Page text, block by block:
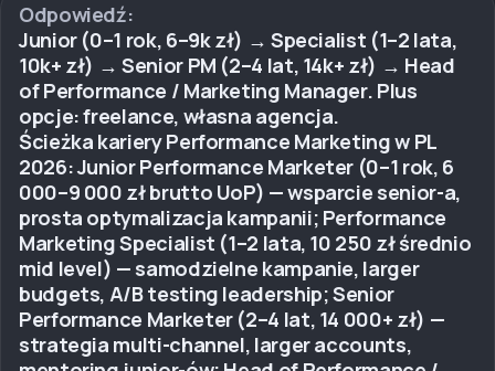
Odpowiedź:
Junior (0–1 rok, 6–9k zł) → Specialist (1–2 lata,
10k+ zł) → Senior PM (2–4 lat, 14k+ zł) → Head
of Performance / Marketing Manager. Plus
opcje: freelance, własna agencja.
Ścieżka kariery Performance Marketing w PL
2026: Junior Performance Marketer (0–1 rok, 6
000–9 000 zł brutto UoP) — wsparcie senior-a,
prosta optymalizacja kampanii; Performance
Marketing Specialist (1–2 lata, 10 250 zł średnio
mid level) — samodzielne kampanie, larger
budgets, A/B testing leadership; Senior
Performance Marketer (2–4 lat, 14 000+ zł) —
strategia multi-channel, larger accounts,